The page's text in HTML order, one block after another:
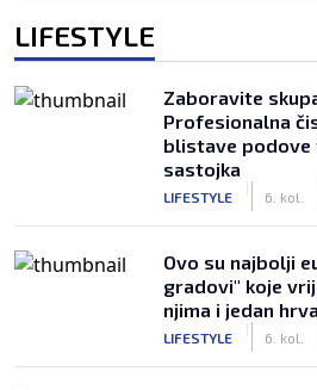
LIFESTYLE
Zaboravite
Profesionalna
blistave podove
sastojka
LIFESTYLE
|
6. kol.
Ovo su najbolji
gradovi" koje
njima i jedan
LIFESTYLE
|
6. kol.